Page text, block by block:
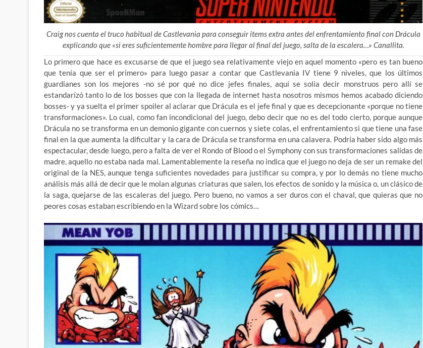
Craig nos cuenta el truco habitual de Castlevania para conseguir items extra antes del enfrentamiento final con Drácula
explicando que «si eres suficientemente hombre para llegar al final del juego, salta de la escalera…» Canallita.
Lo primero que hace es excusarse de que el juego sea relativamente viejo en aquel momento «pero es tan bueno
que tenía que ser el primero» para luego pasar a contar que Castlevania IV tiene 9 niveles, que los últimos
guardianes son los mejores -no sé por qué no dice jefes finales, aquí se solía decir monstruos pero allí se
estandarízó tanto lo de los bosses que con la llegada de internet hasta nosotros mismos hemos acabado diciendo
bosses- y ya suelta el primer spoiler al aclarar que Drácula es el jefe final y que es decepcionante «porque no tiene
transformaciones». Lo cual, como fan incondicional del juego, debo decir que no es del todo cierto, porque aunque
Drácula no se transforma en un demonio gigante con cuernos y siete colas, el enfrentamiento si que tiene una fase
final en la que aumenta la dificultar y la cara de Drácula se transforma en una calavera. Podría haber sido algo más
espectacular, desde luego, pero a falta de ver el Rondo of Blood o el Symphony con sus transformaciones salidas de
madre, aquello no estaba nada mal. Lamentablemente la reseña no indica que el juego no deja de ser un remake del
original de la NES, aunque tenga suficientes novedades para justificar su compra, y por lo demás no tiene mucho
análisis más allá de decir que le molan algunas criaturas que salen, los efectos de sonido y la música o, un clásico de
la saga, quejarse de las escaleras del juego. Pero bueno, no vamos a ser duros con el chaval, que quieras que no
peores cosas estaban escribiendo en la Wizard sobre los cómics…